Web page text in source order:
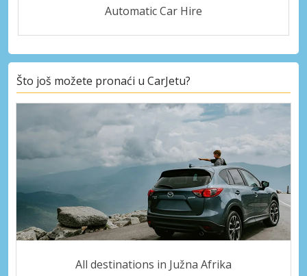
Automatic Car Hire
Što još možete pronaći u CarJetu?
All destinations in Južna Afrika